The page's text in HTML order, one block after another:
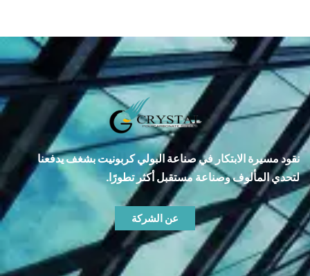
نقود مسيرة الابتكار في صناعة البولي كربونيت بشغف يدفعنا
لتحدي المألوف وصناعة مستقبل أكثر تطورًا.
عن الشركة